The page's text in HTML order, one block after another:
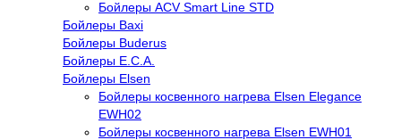
Бойлеры ACV Smart Line STD
Бойлеры Baxi
Бойлеры Buderus
Бойлеры E.C.A.
Бойлеры Elsen
Бойлеры косвенного нагрева Elsen Elegance
EWH02
Бойлеры косвенного нагрева Elsen EWH01